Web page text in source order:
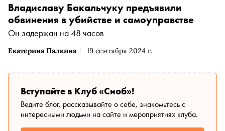
Екатерина Палкина 19 сентября 2024 г.
Владиславу Бакальчуку предъявили
обвинения в убийстве и самоуправстве
Он задержан на 48 часов
Вступайте в Клуб «Сноб»!
Ведите блог, рассказывайте о себе, знакомьтесь с
интересными людьми на сайте и мероприятиях клуба.